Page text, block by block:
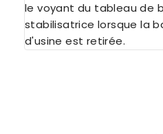
le voyant du tableau de
stabilisatrice lorsque la
d'usine est retirée.